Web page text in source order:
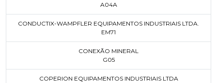
A04A
CONDUCTIX-WAMPFLER EQUIPAMENTOS INDUSTRIAIS LTDA.
EM71
CONEXÃO MINERAL
G05
COPERION EQUIPAMENTOS INDUSTRIAIS LTDA